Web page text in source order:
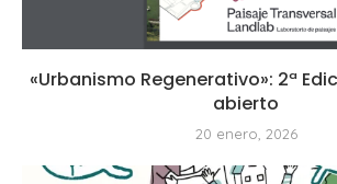
«Urbanismo Regenerativo»: 2ª
abierto
20 enero, 2026